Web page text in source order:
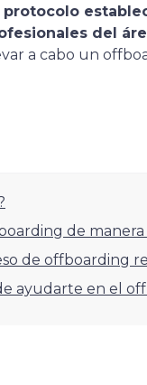
protocolo
del
a cabo un
de manera
de offboarding
ayudarte en el